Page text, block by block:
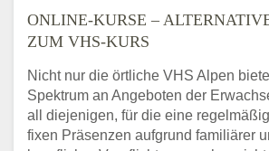
ONLINE-KURSE –
ZUM VHS-KURS
Nicht nur die örtliche VHS Alpen
Spektrum an Angeboten der
all diejenigen, für die eine
fixen Präsenzen aufgrund familiärer